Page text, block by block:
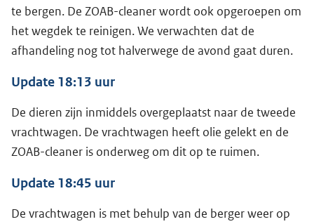
te bergen. De ZOAB-cleaner wordt ook opgeroepen om
het wegdek te reinigen. We verwachten dat de
afhandeling nog tot halverwege de avond gaat duren.
Update 18:13 uur
De dieren zijn inmiddels overgeplaatst naar de tweede
vrachtwagen. De vrachtwagen heeft olie gelekt en de
ZOAB-cleaner is onderweg om dit op te ruimen.
Update 18:45 uur
De vrachtwagen is met behulp van de berger weer op